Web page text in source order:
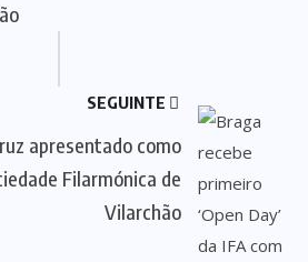
SEGUINTE
apresentado como
Filarmónica de
Vilarchão